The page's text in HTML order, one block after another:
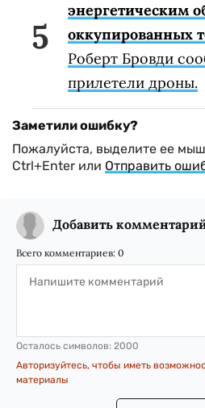
энергетическим
оккупированных
Роберт Бровди
прилетели дроны.
Заметили ошибку?
Пожалуйста, выделите ее
Ctrl+Enter или Отправить
Добавить
Всего комментариев: 0
Осталось символов: 2000
Авторизуйтесь, чтобы иметь
материалы